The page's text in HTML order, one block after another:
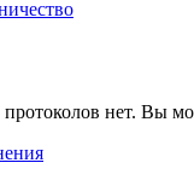
нет. Вы